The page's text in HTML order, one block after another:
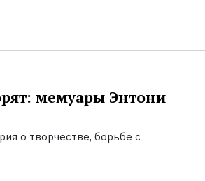
мемуары Энтони
о творчестве, борьбе с